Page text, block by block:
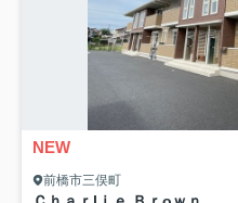
NEW
前橋市三俣町